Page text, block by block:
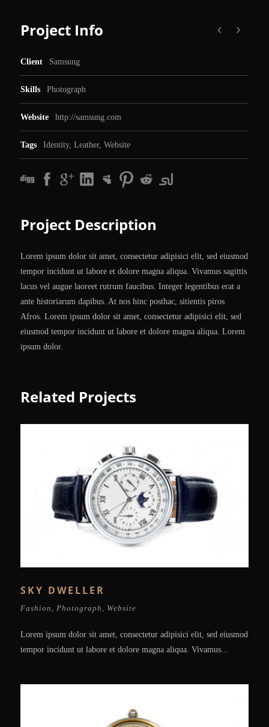
Project Info
Client Samsung
Skills Photograph
Website http://samsung.com
Tags Identity, Leather, Website
Project Description
Lorem ipsum dolor sit amet, consectetur adipisici elit, sed eiusmod
tempor incidunt ut labore et dolore magna aliqua. Vivamus sagittis
lacus vel augue laoreet rutrum faucibus. Integer legentibus erat a
ante historiarum dapibus. At nos hinc posthac, sitientis piros
Afros. Lorem ipsum dolor sit amet, consectetur adipisici elit, sed
eiusmod tempor incidunt ut labore et dolore magna aliqua. Lorem
ipsum dolor.
Related Projects
SKY DWELLER
Fashion Photograph Website
Lorem ipsum dolor sit amet, consectetur adipisici elit, sed eiusmod
tempor incidunt ut labore et dolore magna aliqua. Vivamus...